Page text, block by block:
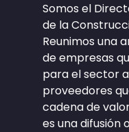
Somos el
de la
Reunimos una
de empresas
para el sector
proveedores
cadena de
es una difusión